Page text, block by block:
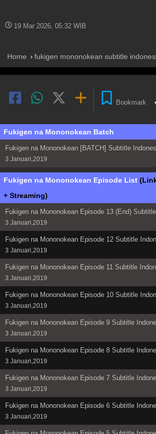
19 Mar 2026, 05:32 WIB
Home fukigen mononokean subtitle
Bookmark •
Fukigen na Mononokean Batch
Fukigen na Mononokean [BATCH] Subtitle
3 Januari,2019
Fukigen na Mononokean Episode List
+ Streaming)
Fukigen na Mononokean Episode 13 (End)
3 Januari,2019
Fukigen na Mononokean Episode 12 Subtitle
3 Januari,2019
Fukigen na Mononokean Episode 11 Subtitle
3 Januari,2019
Fukigen na Mononokean Episode 10 Subtitle
3 Januari,2019
Fukigen na Mononokean Episode 9 Subtitle
3 Januari,2019
Fukigen na Mononokean Episode 8 Subtitle
3 Januari,2019
Fukigen na Mononokean Episode 7 Subtitle
3 Januari,2019
Fukigen na Mononokean Episode 6 Subtitle
3 Januari,2019